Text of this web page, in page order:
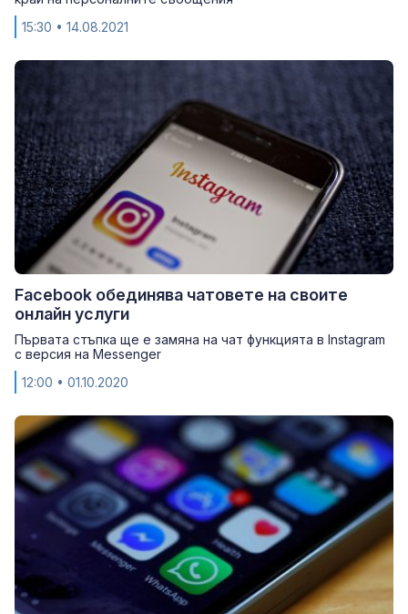
15:30 • 14.08.2021
Facebook обединява чатовете на своите
онлайн услуги
Първата стъпка ще е замяна на чат функцията в Instagram
с версия на Messenger
12:00 • 01.10.2020